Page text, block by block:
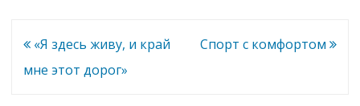
Навигация
по
«Я здесь живу, и край
мне этот дорог»
Спорт с комфортом